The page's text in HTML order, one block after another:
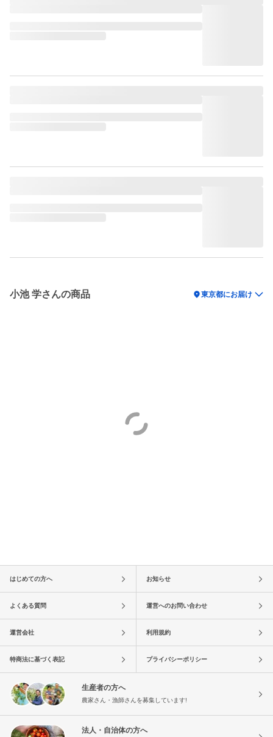
小池 学さんの商品 location_on東京都にお届け
はじめての方へ お知らせ
よくある質問 運営へのお問い合わせ
運営会社 利用規約
特商法に基づく表記 プライバシーポリシー
生産者の方へ
農家さん・漁師さんを募集しています!
法人・自治体の方へ